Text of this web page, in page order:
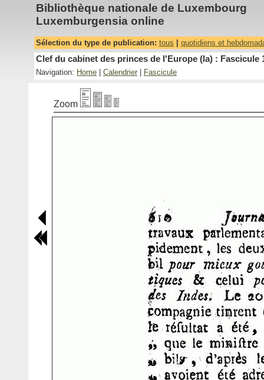
Bibliothèque nationale de Luxembourg
Luxemburgensia online
Sélection du type de publication: tous quotidiens et
Clef du cabinet des princes de l'Europe (la) : Fascicule
Navigation: Home Calendrier Fascicule
Zoom